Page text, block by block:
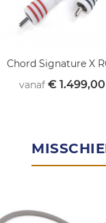
Chord Signature X
vanaf € 1.499,00